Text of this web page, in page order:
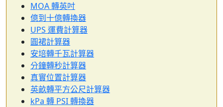
MOA 轉英吋
億到十億轉換器
UPS 運費計算器
圓裙計算器
安培轉千瓦計算器
分鐘轉秒計算器
真實位置計算器
英畝轉平方公尺計算器
kPa 轉 PSI 轉換器